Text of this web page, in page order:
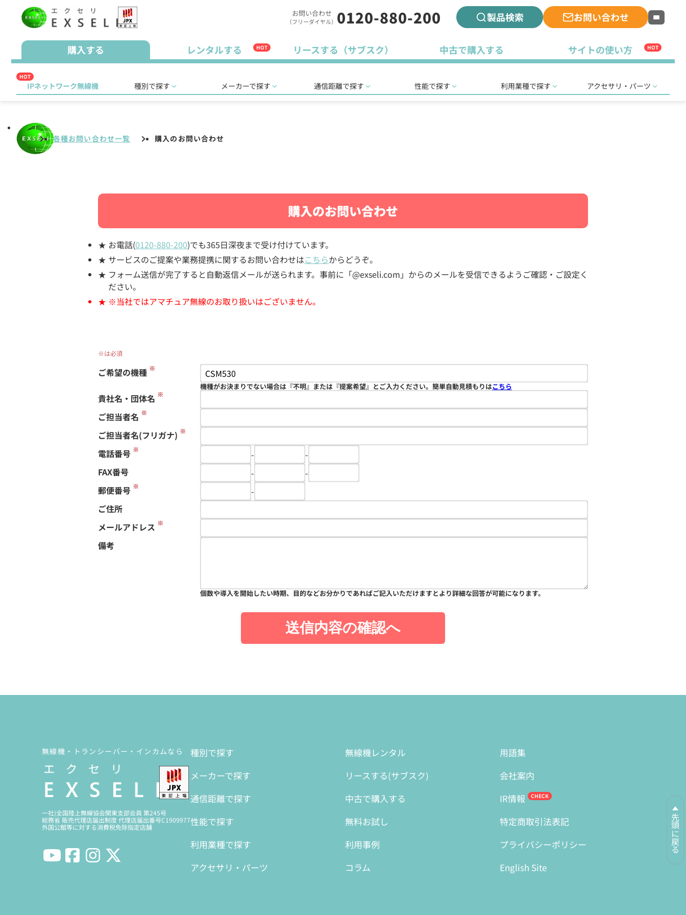
お問い合わせ
（フリーダイヤル） 0120-880-200 製品検索 お問い合わせ
購入する レンタルする HOT リースする（サブスク） 中古で購入する サイトの使い方 HOT
HOT
IPネットワーク無線機 種別で探す メーカーで探す 通信距離で探す 性能で探す 利用業種で探す アクセサリ・パーツ
各種お問い合わせ一覧 購入のお問い合わせ
購入のお問い合わせ
お電話(0120-880-200)でも365日深夜まで受け付けています。
サービスのご提案や業務提携に関するお問い合わせはこちらからどうぞ。
フォーム送信が完了すると自動返信メールが送られます。事前に「@exseli.com」からのメールを受信できるようご確認・ご設定く
ださい。
※当社ではアマチュア無線のお取り扱いはございません。
※は必須
ご希望の機種 ※
機種がお決まりでない場合は『不明』または『提案希望』とご入力ください。簡単自動見積もりはこちら
貴社名・団体名 ※
ご担当者名 ※
ご担当者名(フリガナ) ※
電話番号 ※ -
-
FAX番号
-
-
郵便番号 ※
-
ご住所
メールアドレス ※
備考
個数や導入を開始したい時期、目的などお分かりであればご記入いただけますとより詳細な回答が可能になります。
送信内容の確認へ
先頭に戻る
無線機・トランシーバー・インカムなら
一社)全国陸上無線協会関東支部会員 第245号
総務省 販売代理店届出制度 代理店届出番号C1909977
外国公館等に対する消費税免除指定店舗
種別で探す
メーカーで探す
通信距離で探す
性能で探す
利用業種で探す
アクセサリ・パーツ
無線機レンタル
リースする(サブスク)
中古で購入する
無料お試し
利用事例
コラム
用語集
会社案内
IR情報
特定商取引法表記
プライバシーポリシー
English Site